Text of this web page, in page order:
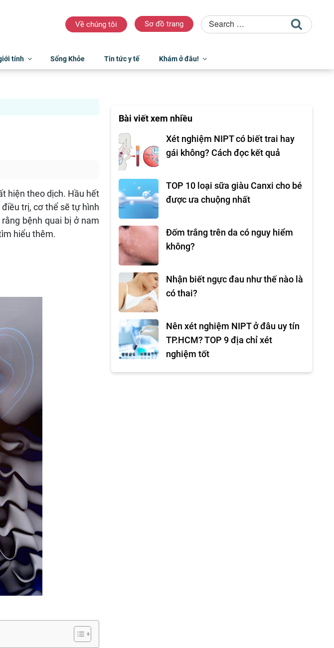
Về chúng tôi Sơ đồ trang
tính Sống Khỏe Tin tức y tế Khám ở đâu!
hiện theo dịch. Hầu hết
trị, cơ thể sẽ tự hình
bệnh quai bị ở nam
hiểu thêm.
Bài viết xem nhiều
Xét nghiệm NIPT có biết trai hay
gái không? Cách đọc kết quả
TOP 10 loại sữa giàu Canxi cho bé
được ưa chuộng nhất
Đốm trắng trên da có nguy hiểm
không?
Nhận biết ngực đau như thế nào là
có thai?
Nên xét nghiệm NIPT ở đâu uy tín
TP.HCM? TOP 9 địa chỉ xét
nghiệm tốt